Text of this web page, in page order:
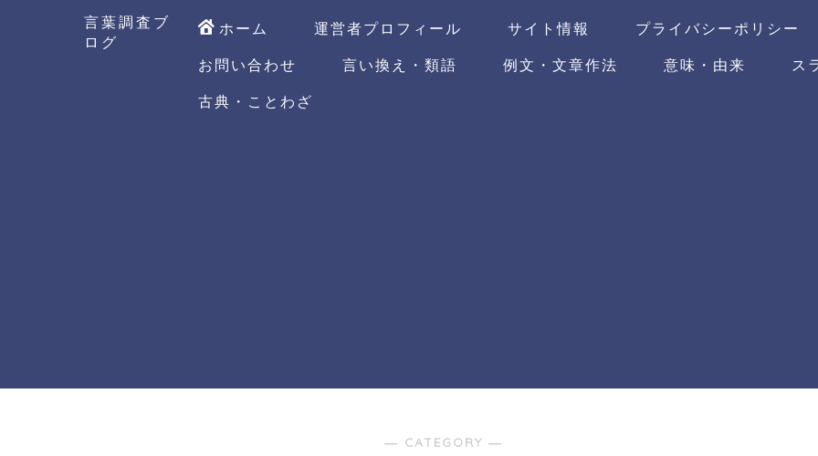
言葉調査ブ
ログ
ホーム 運営者プロフィール サイト情報
プライバシーポリシー
お問い合わせ
言い換え・類語 例文・文章作法 意味・由来
ス
古典・ことわざ
― CATEGORY ―